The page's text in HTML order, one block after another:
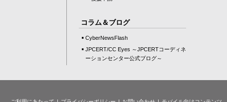
コラム＆ブログ
CyberNewsFlash
JPCERT/CC Eyes ～JPCERTコーディネ
ーションセンター公式ブログ～